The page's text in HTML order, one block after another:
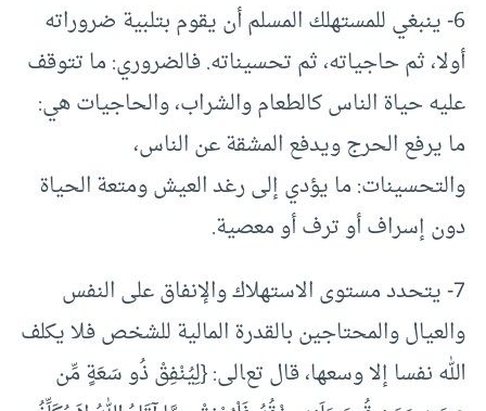
6- ينبغي للمستهلك المسلم أن يقوم بتلبية ضروراته
أولا، ثم حاجياته، ثم تحسيناته. فالضروري: ما تتوقف
عليه حياة الناس كالطعام والشراب، والحاجيات هي:
ما يرفع الحرج ويدفع المشقة عن الناس،
والتحسينات: ما يؤدي إلى رغد العيش ومتعة الحياة
دون إسراف أو ترف أو معصية.
7- يتحدد مستوى الاستهلاك والإنفاق على النفس
والعيال والمحتاجين بالقدرة المالية للشخص فلا يكلف
الله نفسا إلا وسعها، قال تعالى: {لِيُنْفِقْ ذُو سَعَةٍ مِّن